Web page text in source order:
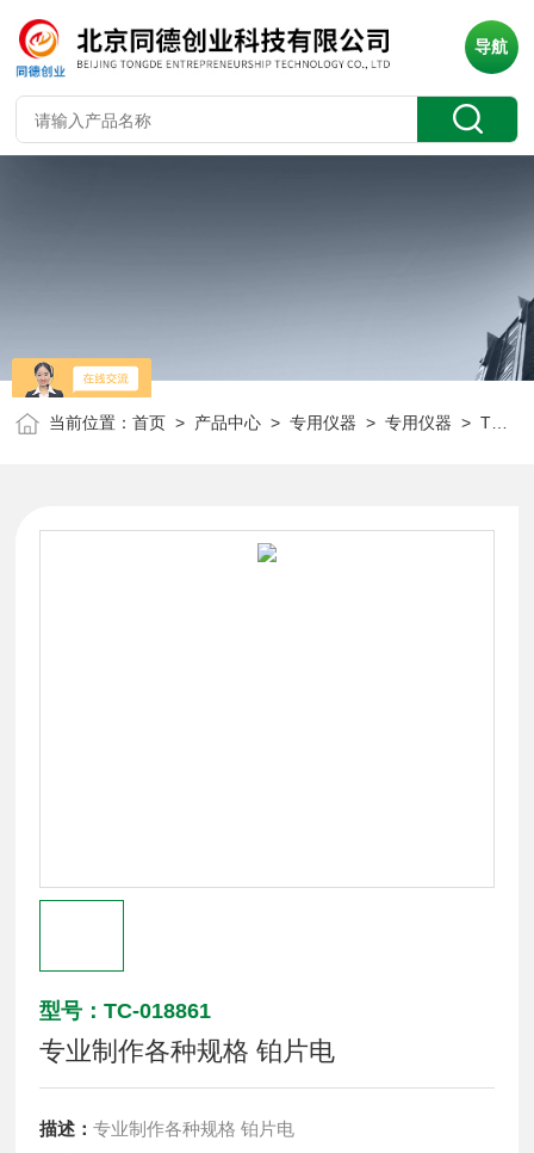
导航
当前位置：首页 > 产品中心 >专用仪器 >专用仪器 > TC-018861专业制作各种规格 铂片电
型号：TC-018861
专业制作各种规格 铂片电
描述：专业制作各种规格 铂片电